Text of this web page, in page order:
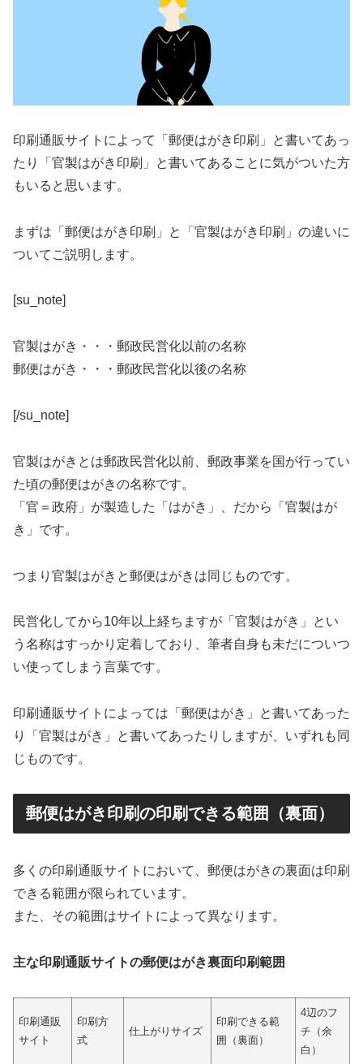
印刷通販サイトによって「郵便はがき印刷」と書いてあっ
たり「官製はがき印刷」と書いてあることに気がついた方
もいると思います。
まずは「郵便はがき印刷」と「官製はがき印刷」の違いに
ついてご説明します。
[su_note]
官製はがき・・・郵政民営化以前の名称
郵便はがき・・・郵政民営化以後の名称
[/su_note]
官製はがきとは郵政民営化以前、郵政事業を国が行ってい
た頃の郵便はがきの名称です。
「官＝政府」が製造した「はがき」、だから「官製はが
き」です。
つまり官製はがきと郵便はがきは同じものです。
民営化してから10年以上経ちますが「官製はがき」とい
う名称はすっかり定着しており、筆者自身も未だについつ
い使ってしまう言葉です。
印刷通販サイトによっては「郵便はがき」と書いてあった
り「官製はがき」と書いてあったりしますが、いずれも同
じものです。
郵便はがき印刷の印刷できる範囲（裏面）
多くの印刷通販サイトにおいて、郵便はがきの裏面は印刷
できる範囲が限られています。
また、その範囲はサイトによって異なります。
主な印刷通販サイトの郵便はがき裏面印刷範囲
印刷通販
サイト
印刷方
式
仕上がりサイズ
印刷できる範
囲（裏面）
4辺のフ
チ（余
白）